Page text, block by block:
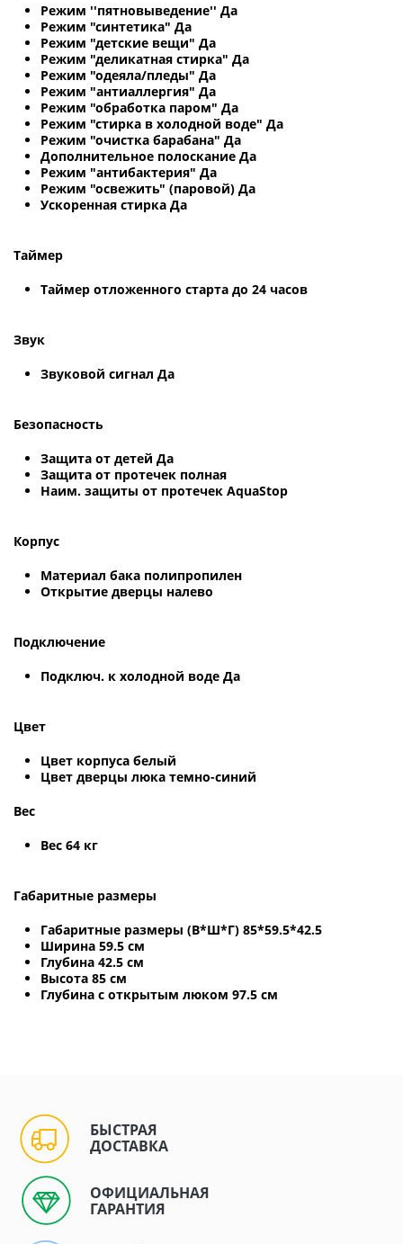
Режим ''пятновыведение'' Да
Режим "синтетика" Да
Режим "детские вещи" Да
Режим "деликатная стирка" Да
Режим "одеяла/пледы" Да
Режим "антиаллергия" Да
Режим "обработка паром" Да
Режим "стирка в холодной воде" Да
Режим "очистка барабана" Да
Дополнительное полоскание Да
Режим "антибактерия" Да
Режим "освежить" (паровой) Да
Ускоренная стирка Да
Таймер
Таймер отложенного старта до 24 часов
Звук
Звуковой сигнал Да
Безопасность
Защита от детей Да
Защита от протечек полная
Наим. защиты от протечек AquaStop
Корпус
Материал бака полипропилен
Открытие дверцы налево
Подключение
Подключ. к холодной воде Да
Цвет
Цвет корпуса белый
Цвет дверцы люка темно-синий
Вес
Вес 64 кг
Габаритные размеры
Габаритные размеры (В*Ш*Г) 85*59.5*42.5
Ширина 59.5 см
Глубина 42.5 см
Высота 85 см
Глубина с открытым люком 97.5 см
БЫСТРАЯ
ДОСТАВКА
ОФИЦИАЛЬНАЯ
ГАРАНТИЯ